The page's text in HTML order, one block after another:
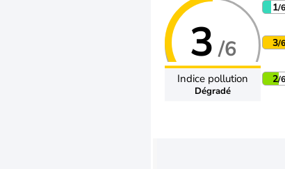
3 /6
Indice pollution
Dégradé
1/6
3/6
2/6